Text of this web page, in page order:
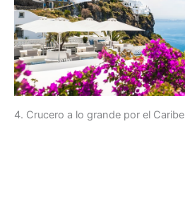
4. Crucero a lo grande por el Caribe